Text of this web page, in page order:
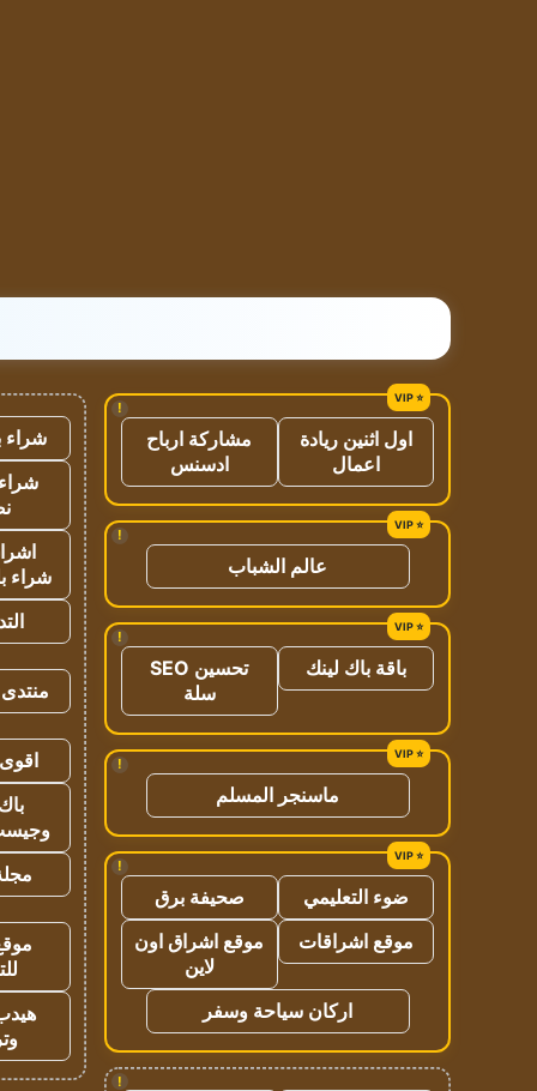
!
اول اثنين ريادة
اعمال
مشاركة ارباح
ادسنس
!
عالم الشباب
!
باقة باك لينك
تحسين SEO
سلة
!
ماسنجر المسلم
!
ضوء التعليمي
صحيفة برق
موقع اشراقات
موقع اشراق اون
لاين
اركان سياحة وسفر
!
شراء
شراء